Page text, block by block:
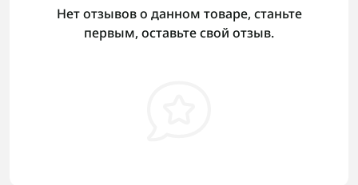
Нет отзывов о данном товаре, станьте
первым, оставьте свой отзыв.